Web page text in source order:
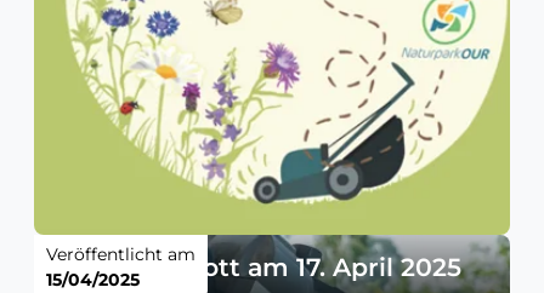
Elektroschrott am 17. April 2025
Veröffentlicht am
15/04/2025